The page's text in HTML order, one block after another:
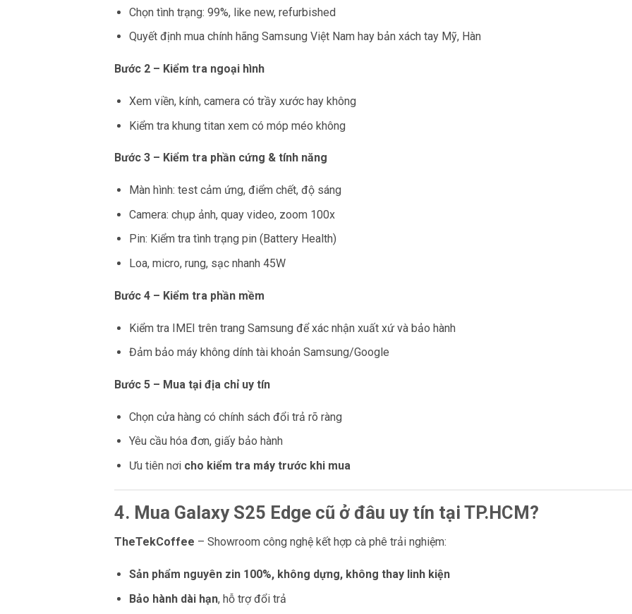
Chọn tình trạng: 99%, like new, refurbished
Quyết định mua chính hãng Samsung Việt Nam hay bản xách tay Mỹ, Hàn
Bước 2 – Kiểm tra ngoại hình
Xem viền, kính, camera có trầy xước hay không
Kiểm tra khung titan xem có móp méo không
Bước 3 – Kiểm tra phần cứng & tính năng
Màn hình: test cảm ứng, điểm chết, độ sáng
Camera: chụp ảnh, quay video, zoom 100x
Pin: Kiểm tra tình trạng pin (Battery Health)
Loa, micro, rung, sạc nhanh 45W
Bước 4 – Kiểm tra phần mềm
Kiểm tra IMEI trên trang Samsung để xác nhận xuất xứ và bảo hành
Đảm bảo máy không dính tài khoản Samsung/Google
Bước 5 – Mua tại địa chỉ uy tín
Chọn cửa hàng có chính sách đổi trả rõ ràng
Yêu cầu hóa đơn, giấy bảo hành
Ưu tiên nơi cho kiểm tra máy trước khi mua
4. Mua Galaxy S25 Edge cũ ở đâu uy tín tại TP.HCM?
TheTekCoffee – Showroom công nghệ kết hợp cà phê trải nghiệm:
Sản phẩm nguyên zin 100%, không dựng, không thay linh kiện
Bảo hành dài hạn, hỗ trợ đổi trả